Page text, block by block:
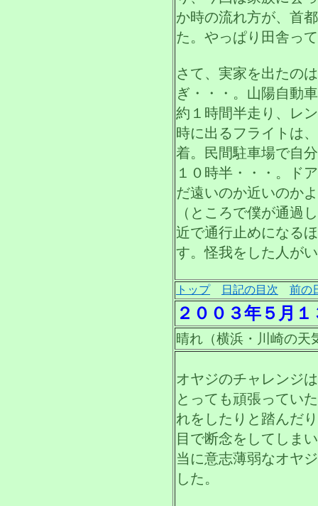
か時の流れ方が、首
た。やっぱり田舎っ
さて、実家を出たの
ぎ・・・。山陽自動
約１時間半走り、レ
時に出るフライトは
着。民間駐車場で自
１０時半・・・。ド
だ遠いのか近いのか
（ところで僕が通過
近で通行止めになる
す。怪我をした人が
トップ 日記の目次 前の
２００３年５月１
晴れ（横浜・川崎の天
オヤジのチャレンジ
とっても頑張ってい
れをしたりと踏んだ
目で断念をしてしま
当に意志薄弱なオヤ
した。